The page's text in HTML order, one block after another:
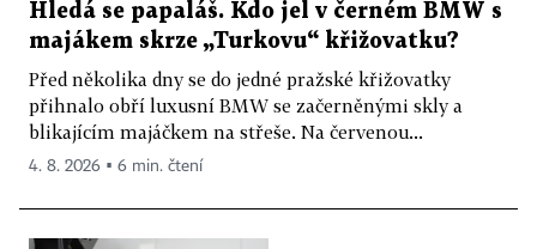
Hledá se papaláš. Kdo jel v černém BMW s
majákem skrze „Turkovu“ křižovatku?
Před několika dny se do jedné pražské křižovatky
přihnalo obří luxusní BMW se začerněnými skly a
blikajícím majáčkem na střeše. Na červenou...
4. 8. 2026 ▪ 6 min. čtení